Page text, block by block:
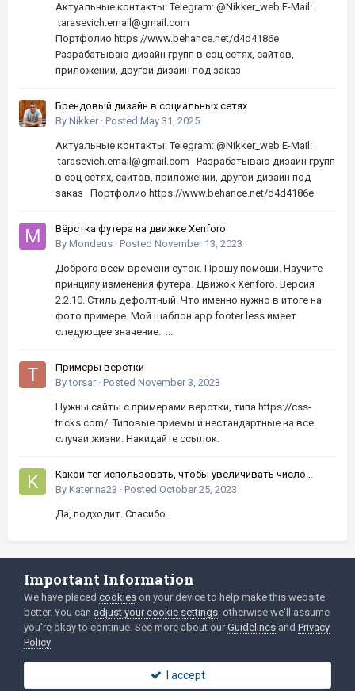
Актуальные контакты: Telegram: @Nikker_web E-Mail:
tarasevich.email@gmail.com
Портфолио https://www.behance.net/d4d4186e
Разрабатываю дизайн групп в соц сетях, сайтов,
приложений, другой дизайн под заказ
Брендовый дизайн в социальных сетях
By Nikker · Posted May 31, 2025
Актуальные контакты: Telegram: @Nikker_web E-Mail:
tarasevich.email@gmail.com Разрабатываю дизайн групп
в соц сетях, сайтов, приложений, другой дизайн под
заказ Портфолио https://www.behance.net/d4d4186e
Вёрстка футера на движке Xenforo
By Mondeus · Posted November 13, 2023
Доброго всем времени суток. Прошу помощи. Научите
принципу изменения футера. Движок Xenforo. Версия
2.2.10. Стиль дефолтный. Что именно нужно в итоге на
фото примере. Мой шаблон app.footer less имеет
следующее значение. ...
Примеры верстки
Bytorsar · Posted November 3, 2023
Нужны сайты с примерами верстки, типа https://css-
tricks.com/. Типовые приемы и нестандартные на все
случаи жизни. Накидайте ссылок.
Какой тег использовать, чтобы увеличивать число
кнопками вверх-вниз?
By Katerina23 · Posted October 25, 2023
Да, подходит. Спасибо.
Language Privacy Policy
2003-Today ©htmlforum.dev Powered by Invision Community
Important Information
We have placed cookies on your device to help make this website
better. You can adjust your cookie settings, otherwise we'll assume
you're okay to continue. See more about our Guidelines and Privacy
Policy
I accept